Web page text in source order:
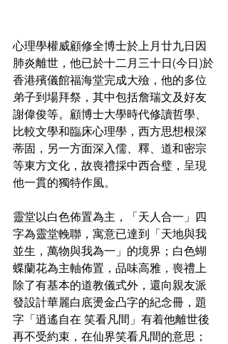
心理學權威顧修全博士於上月廿九日因
肺炎離世，他已於十二月三十日(今日)於
香港殯儀館福海堂完成大殮，他的多位
弟子到場拜祭，其中包括詹瑞文及好友
謝偉俊等。顧博士大學時代修讀哲學、
比較文學和臨床心理學，西方思想根深
蒂固，另一方面深入儒、釋、道和密宗
等東方文化，故喪禮採中西合璧，呈現
他一貫的獨特作風。
靈堂以白色佈置為主，「天人合一」四
字為靈堂輓聯，寓意已達到「天地與我
並生，萬物與我為一」的境界；白色蝴
蝶蘭花為主軸佈置，品味高雅，喪禮上
除了有基本的道教儀式外，還向親友派
發設計華麗白底燙金凸字的紀念冊，題
字「逍遙自在 笑看凡間」有着他離世後
再不受約束，在仙界笑看凡間的意思；